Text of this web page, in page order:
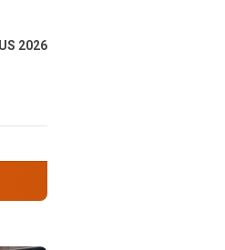
2026
Priangan Timur Soroti